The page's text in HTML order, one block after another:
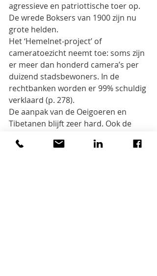
agressieve en patriottische toer op.
De wrede Boksers van 1900 zijn nu
grote helden.
Het ‘Hemelnet-project’ of
cameratoezicht neemt toe: soms zijn
er meer dan honderd camera’s per
duizend stadsbewoners. In de
rechtbanken worden er 99% schuldig
verklaard (p. 278).
De aanpak van de Oeigoeren en
Tibetanen blijft zeer hard. Ook de
gespaard.